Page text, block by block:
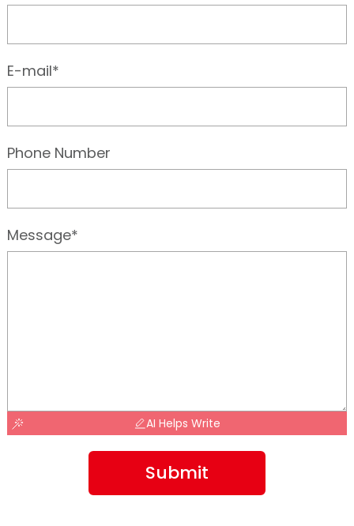
E-mail*
Phone Number
Message*
AI Helps Write
Submit